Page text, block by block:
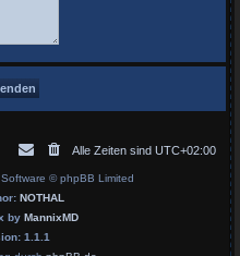
Alle Zeiten sind UTC+02:00
© phpBB Limited
NOTHAL
by MannixMD
1.1.1